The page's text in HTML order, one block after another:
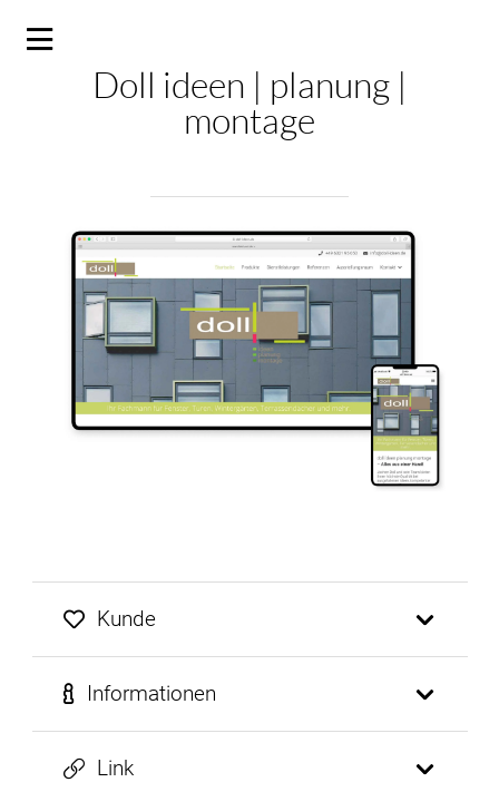
Doll ideen | planung |
montage
Kunde
Informationen
Link